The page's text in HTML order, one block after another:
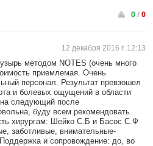
0/0
12 декабря 2016 г. 12:13
методом NOTES (очень много
приемлемая. Очень
персонал. Результат превзошел
и болевых ощущений в области
следующий после
буду всем рекомендовать.
хирургам: Шейко С.Б и Басос С.Ф
заботливые, внимательные-
и сопровождение: до, во